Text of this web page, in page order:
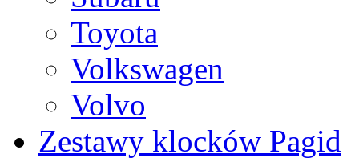
Toyota
Volkswagen
Volvo
Zestawy klocków Pagid